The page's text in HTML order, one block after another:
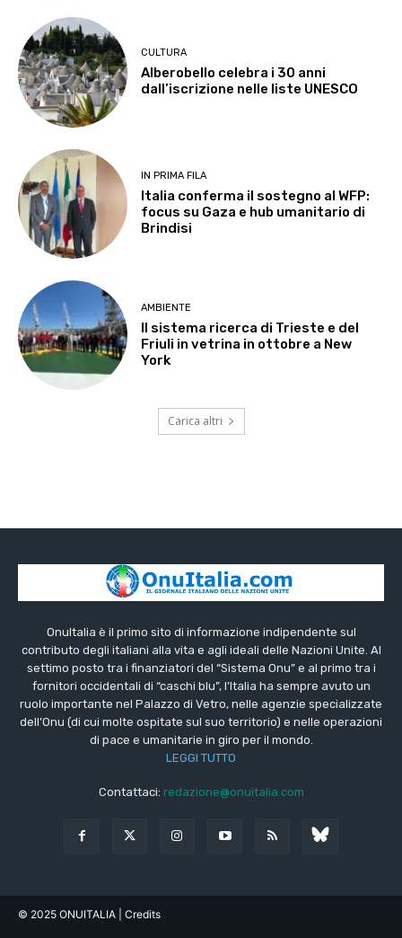
CULTURA
Alberobello celebra i 30 anni
dall’iscrizione nelle liste UNESCO
IN PRIMA FILA
Italia conferma il sostegno al WFP:
focus su Gaza e hub umanitario di
Brindisi
AMBIENTE
Il sistema ricerca di Trieste e del
Friuli in vetrina in ottobre a New
York
Carica altri
OnuItalia è il primo sito di informazione indipendente sul
contributo degli italiani alla vita e agli ideali delle Nazioni Unite. Al
settimo posto tra i finanziatori del “Sistema Onu” e al primo tra i
fornitori occidentali di “caschi blu”, l’Italia ha sempre avuto un
ruolo importante nel Palazzo di Vetro, nelle agenzie specializzate
dell’Onu (di cui molte ospitate sul suo territorio) e nelle operazioni
di pace e umanitarie in giro per il mondo.
LEGGI TUTTO
Contattaci: redazione@onuitalia.com
© 2025 ONUITALIA | Credits